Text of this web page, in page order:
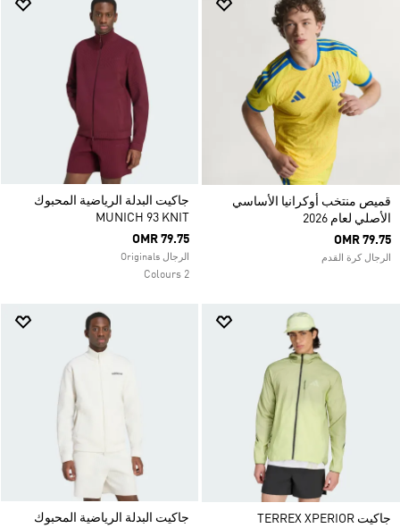
قميص منتخب أوكرانيا الأساسي
الأصلي لعام 2026
OMR 79.75
الرجال كرة القدم
جاكيت البدلة الرياضية المحبوك
MUNICH 93 KNIT
OMR 79.75
الرجال Originals
2 Colours
جاكيت TERREX XPERIOR
جاكيت البدلة الرياضية المحبوك